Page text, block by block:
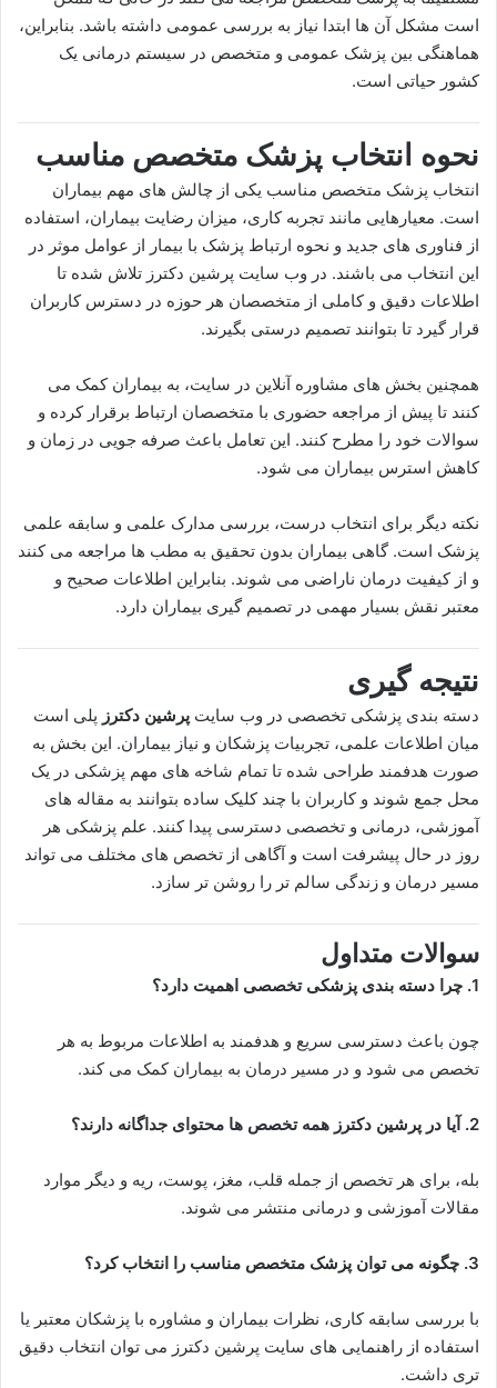
است مشکل آن ها ابتدا نیاز به بررسی عمومی داشته باشد. بنابراین،
هماهنگی بین پزشک عمومی و متخصص در سیستم درمانی یک
کشور حیاتی است.
نحوه انتخاب پزشک متخصص مناسب
انتخاب پزشک متخصص مناسب یکی از چالش های مهم بیماران
است. معیارهایی مانند تجربه کاری، میزان رضایت بیماران، استفاده
از فناوری های جدید و نحوه ارتباط پزشک با بیمار از عوامل موثر در
این انتخاب می باشند. در وب سایت پرشین دکترز تلاش شده تا
اطلاعات دقیق و کاملی از متخصصان هر حوزه در دسترس کاربران
قرار گیرد تا بتوانند تصمیم درستی بگیرند.
همچنین بخش های مشاوره آنلاین در سایت، به بیماران کمک می
کنند تا پیش از مراجعه حضوری با متخصصان ارتباط برقرار کرده و
سوالات خود را مطرح کنند. این تعامل باعث صرفه جویی در زمان و
کاهش استرس بیماران می شود.
نکته دیگر برای انتخاب درست، بررسی مدارک علمی و سابقه علمی
پزشک است. گاهی بیماران بدون تحقیق به مطب ها مراجعه می کنند
و از کیفیت درمان ناراضی می شوند. بنابراین اطلاعات صحیح و
معتبر نقش بسیار مهمی در تصمیم گیری بیماران دارد.
نتیجه گیری
دسته بندی پزشکی تخصصی در وب سایت پرشین دکترز پلی است
میان اطلاعات علمی، تجربیات پزشکان و نیاز بیماران. این بخش به
صورت هدفمند طراحی شده تا تمام شاخه های مهم پزشکی در یک
محل جمع شوند و کاربران با چند کلیک ساده بتوانند به مقاله های
آموزشی، درمانی و تخصصی دسترسی پیدا کنند. علم پزشکی هر
روز در حال پیشرفت است و آگاهی از تخصص های مختلف می تواند
مسیر درمان و زندگی سالم تر را روشن تر سازد.
سوالات متداول
1. چرا دسته بندی پزشکی تخصصی اهمیت دارد؟
چون باعث دسترسی سریع و هدفمند به اطلاعات مربوط به هر
تخصص می شود و در مسیر درمان به بیماران کمک می کند.
2. آیا در پرشین دکترز همه تخصص ها محتوای جداگانه دارند؟
بله، برای هر تخصص از جمله قلب، مغز، پوست، ریه و دیگر موارد
مقالات آموزشی و درمانی منتشر می شوند.
3. چگونه می توان پزشک متخصص مناسب را انتخاب کرد؟
با بررسی سابقه کاری، نظرات بیماران و مشاوره با پزشکان معتبر یا
استفاده از راهنمایی های سایت پرشین دکترز می توان انتخاب دقیق
تری داشت.